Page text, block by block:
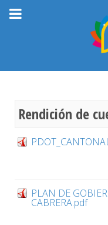
Rendición de
PLAN DE
CABRERA.pdf